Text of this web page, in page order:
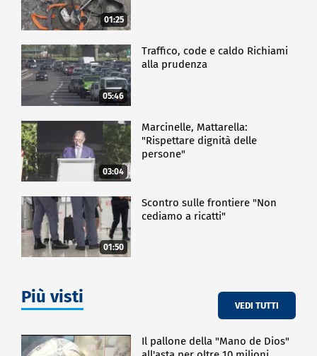
01:25
05:46
Traffico, code e caldo Richiami
alla prudenza
03:04
Marcinelle, Mattarella:
"Rispettare dignità delle
persone"
01:50
Scontro sulle frontiere "Non
cediamo a ricatti"
Più visti VEDI TUTTI
Il pallone della "Mano de Dios"